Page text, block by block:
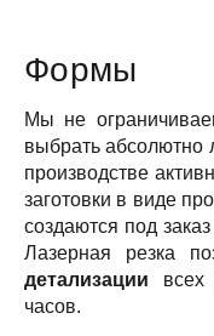
Формы
Мы не
выбрать
производстве
заготовки в виде
создаются под
Лазерная резка
детализации всех
часов.